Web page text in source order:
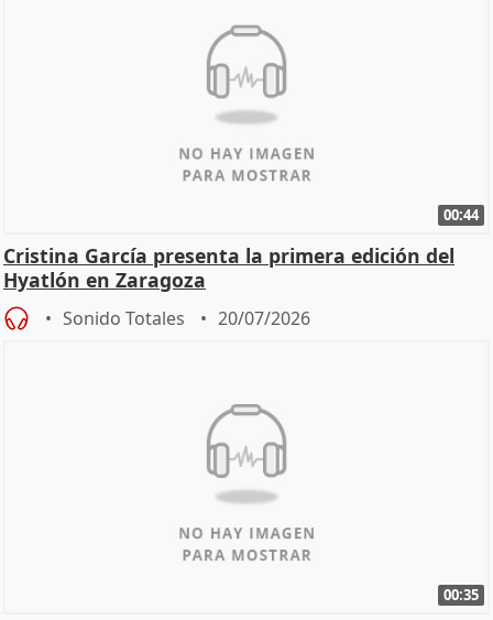
00:44
Cristina García presenta la primera edición del
Hyatlón en Zaragoza
Sonido Totales 20/07/2026
00:35